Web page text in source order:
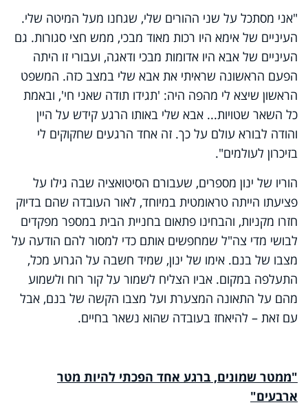
"אני מסתכל על שני ההורים שלי, שגחנו מעל המיטה שלי.
העיניים של אימא היו רכות מאוד מבכי, ממש חצי סגורות. גם
העיניים של אבא היו אדומות מבכי ודאגה, ועבורי זו היתה
הפעם הראשונה שראיתי את אבא שלי במצב כזה. המשפט
הראשון שיצא לי מהפה היה: 'תגידו תודה שאני חי', ובאמת
כל השאר שטויות... אבא שלי באותו הרגע קידש על היין
והודה לבורא עולם על כך. זה אחד הרגעים שחקוקים לי
בזיכרון לעולמים".
הוריו של ינון מספרים, שעבורם הסיטואציה שבה גילו על
פציעתו הייתה טראומטית במיוחד, לאור העובדה שהם בדיוק
חזרו מקניות, והבחינו פתאום בחניית הבית במספר מפקדים
לבושי מדי צה"ל שמחפשים אותם כדי למסור להם הודעה על
מצבו של בנם. אימו של ינון, שמיד חשבה על הגרוע מכל,
התעלפה במקום. אביו הצליח לשמור על קור רוח ולשמוע
מהם על התאונה המצערת ועל מצבו הקשה של בנם, אבל
עם זאת – להיאחז בעובדה שהוא נשאר בחיים.
"ממטר שמונים, ברגע אחד הפכתי להיות מטר
ארבעים"